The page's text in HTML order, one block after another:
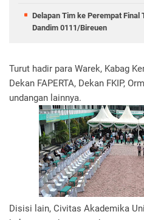
Delapan Tim ke Perempat Final
Dandim 0111/Bireuen
Turut hadir para Warek, Kabag
Dekan FAPERTA, Dekan FKIP,
undangan lainnya.
Disisi lain, Civitas Akademika